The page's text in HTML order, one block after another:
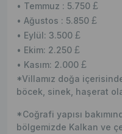
• Temmuz : 5.750 £
• Ağustos : 5.850 £
• Eylül: 3.500 £
• Ekim: 2.250 £
• Kasım: 2.000 £
*Villamız doğa
böcek, sinek, haşerat
*Coğrafi yapısı
bölgemizde Kalkan ve